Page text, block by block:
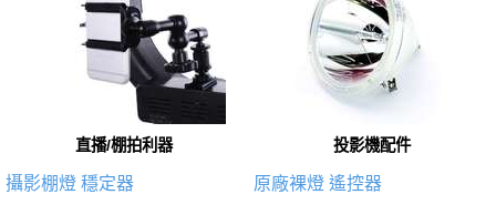
直播/棚拍利器
攝影棚燈 穩定器
投影機配件
原廠裸燈 遙控器